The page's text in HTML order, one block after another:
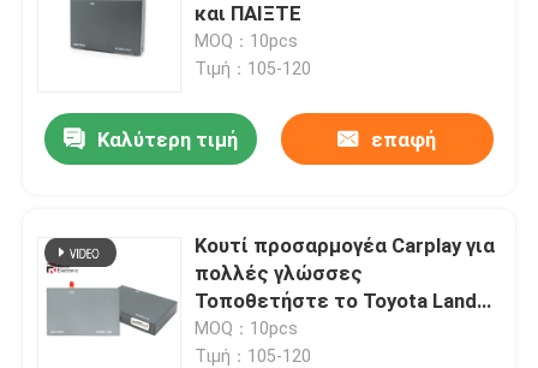
Αρχική Σελίδα
Σχετικά με εμάς
και ΠΑΙΞΤΕ
MOQ：10pcs
Τιμή：105-120
Καλύτερη τιμή επαφή
Κουτί προσαρμογέα Carplay για
πολλές γλώσσες
Τοποθετήστε το Toyota Land
Cruiser
MOQ：10pcs
Τιμή：105-120